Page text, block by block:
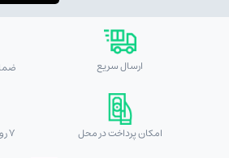
ارسال سریع
امکان پرداخت در محل 7 روز هفته 24 ساعته